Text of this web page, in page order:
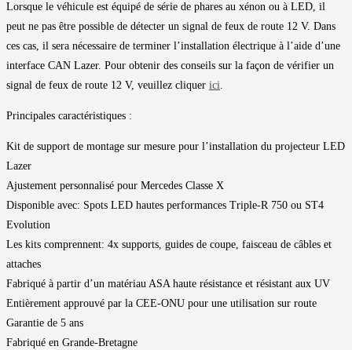
Lorsque le véhicule est équipé de série de phares au xénon ou à LED, il
peut ne pas être possible de détecter un signal de feux de route 12 V. Dans
ces cas, il sera nécessaire de terminer l’installation électrique à l’aide d’une
interface CAN Lazer. Pour obtenir des conseils sur la façon de vérifier un
signal de feux de route 12 V, veuillez cliquer ici.
Principales caractéristiques :
Kit de support de montage sur mesure pour l’installation du projecteur LED
Lazer
Ajustement personnalisé pour Mercedes Classe X
Disponible avec: Spots LED hautes performances Triple-R 750 ou ST4
Evolution
Les kits comprennent: 4x supports, guides de coupe, faisceau de câbles et
attaches
Fabriqué à partir d’un matériau ASA haute résistance et résistant aux UV
Entièrement approuvé par la CEE-ONU pour une utilisation sur route
Garantie de 5 ans
Fabriqué en Grande-Bretagne